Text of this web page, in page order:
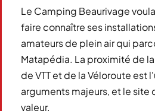
Le Camping Beaurivage
faire connaître ses
amateurs de plein air qui
Matapédia. La proximité de
de VTT et de la Véloroute est
arguments majeurs, et le site
valeur.